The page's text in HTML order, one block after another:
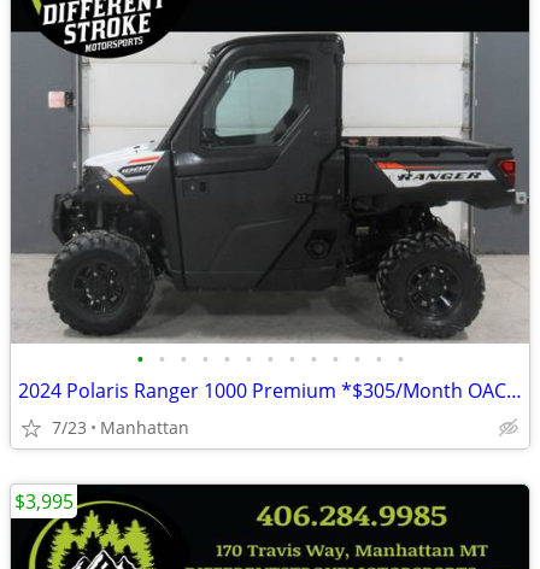
• • • • • • • • • • • • •
2024 Polaris Ranger 1000 Premium *$305/Month OAC* *Street Legal*
7/23 Manhattan
$3,995